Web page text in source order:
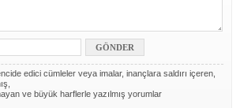
edici cümleler veya imalar, inançlara saldırı içeren,
ve büyük harflerle yazılmış yorumlar